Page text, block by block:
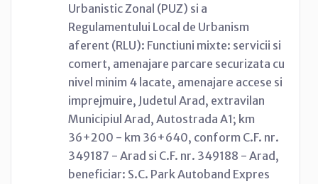
Urbanistic Zonal (PUZ) si a
Regulamentului Local de Urbanism
aferent (RLU): Functiuni mixte: servicii si
comert, amenajare parcare securizata cu
nivel minim 4 lacate, amenajare accese si
imprejmuire, Judetul Arad, extravilan
Municipiul Arad, Autostrada A1; km
36+200 - km 36+640, conform C.F. nr.
349187 - Arad si C.F. nr. 349188 - Arad,
beneficiar: S.C. Park Autoband Expres